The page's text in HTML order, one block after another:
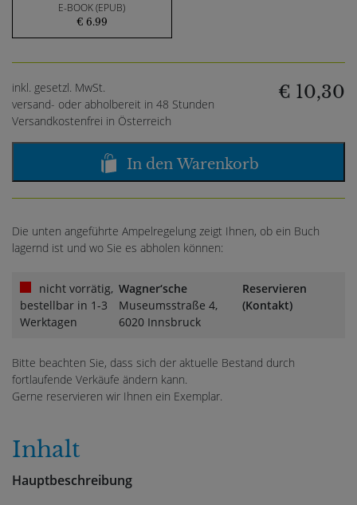
E-BOOK (EPUB)
€ 6.99
inkl. gesetzl. MwSt.
versand- oder abholbereit in 48 Stunden
Versandkostenfrei in Österreich
€ 10,30
In den Warenkorb
Die unten angeführte Ampelregelung zeigt Ihnen, ob ein Buch
lagernd ist und wo Sie es abholen können:
nicht vorrätig,
bestellbar in 1-3
Werktagen
Wagner‘sche
Museumsstraße 4,
6020 Innsbruck
Reservieren
(Kontakt)
Bitte beachten Sie, dass sich der aktuelle Bestand durch
fortlaufende Verkäufe ändern kann.
Gerne reservieren wir Ihnen ein Exemplar.
Inhalt
Hauptbeschreibung